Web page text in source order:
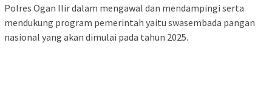
Polres Ogan Ilir dalam mengawal dan mendampingi serta
mendukung program pemerintah yaitu swasembada pangan
nasional yang akan dimulai pada tahun 2025.